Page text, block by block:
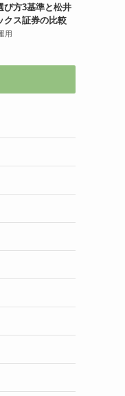
び方3基準と松井
クス証券の比較
用